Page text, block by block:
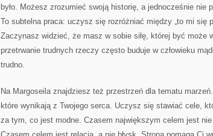
było. Możesz zrozumieć swoją historię, a jednocześnie nie
To subtelna praca: uczysz się rozróżniać między „to mi się
Zaczynasz widzieć, że masz w sobie siłę, której być może
przetrwanie trudnych rzeczy często buduje w człowieku
trudno.
Na Margoseila znajdziesz też przestrzeń dla tematu
które wynikają z Twojego serca. Uczysz się stawiać cele,
za tym, co jest modne. Czasem największym celem jest nie